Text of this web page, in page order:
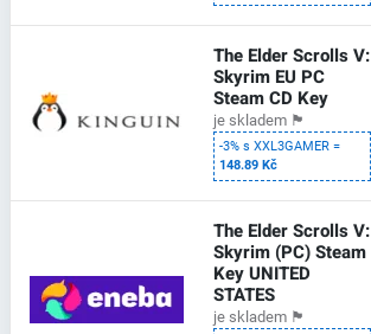
The Elder Scrolls V:
Skyrim EU PC
Steam CD Key
je skladem 🏴
-3% s XXL3GAMER =
148.89 Kč
The Elder Scrolls V:
Skyrim (PC) Steam
Key UNITED
STATES
je skladem 🏴